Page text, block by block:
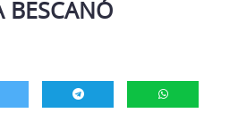
BESCANÓ